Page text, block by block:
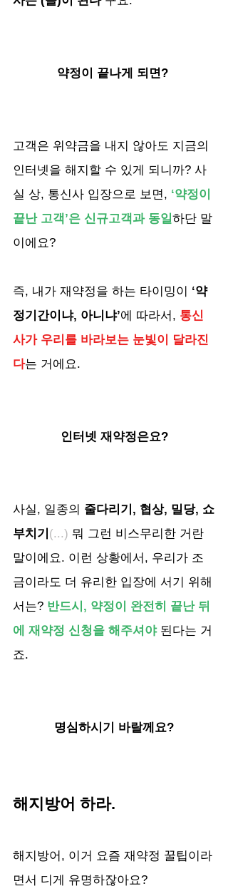
약정이 끝나게 되면?
고객은 위약금을 내지 않아도 지금의
인터넷을 해지할 수 있게 되니까? 사
실 상, 통신사 입장으로 보면, ‘약정이
끝난 고객’은 신규고객과 동일 하단 말
이에요?
즉, 내가 재약정을 하는 타이밍이 ‘약
정기간이냐, 아니냐’에 따라서, 통신
사가 우리를 바라보는 눈빛이 달라진
다는 거에요.
인터넷 재약정은요?
사실, 일종의 줄다리기, 협상, 밀당, 쇼
부치기 (...) 뭐 그런 비스무리한 거란
말이에요. 이런 상황에서, 우리가 조
금이라도 더 유리한 입장에 서기 위해
서는? 반드시, 약정이 완전히 끝난 뒤
에 재약정 신청을 해주셔야 된다는 거
죠.
명심하시기 바랄께요?
해지방어 하라.
해지방어, 이거 요즘 재약정 꿀팁이라
면서 디게 유명하잖아요?